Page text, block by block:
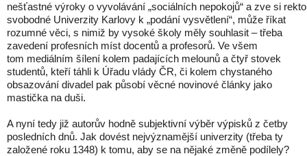
nešťastné výroky o vyvolávání „sociálních nepokojů“ a zve si
svobodné Univerzity Karlovy k „podání vysvětlení“, může říkat
rozumné věci, s nimiž by vysoké školy měly souhlasit – třeba
zavedení profesních míst docentů a profesorů. Ve všem
tom mediálním šílení kolem padajících melounů a čtyř stovek
studentů, kteří táhli k Úřadu vlády ČR, či kolem chystaného
obsazování divadel pak působí věcné novinové články jako
mastička na duši.
A nyní tedy již autorův hodně subjektivní výběr výpisků z četby
posledních dnů. Jak dovést nejvýznamější univerzity (třeba ty
založené roku 1348) k tomu, aby se na nějaké změně podílely?